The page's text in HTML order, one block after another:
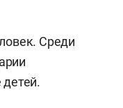
Среди